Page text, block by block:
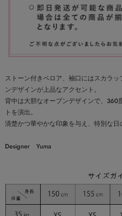
ストーン付きベロア、袖口にはスカラ
ンデザインが上品なアクセント。
背中は大胆なオープンデザインで、360
トを演出。
清楚かつ華やかな印象を与え、特別な
Designer Yuma